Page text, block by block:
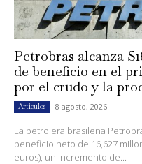
Petrobras alcanza
de beneficio en el
por el crudo y la
Artículos 8 agosto, 2026
La petrolera brasileña
beneficio neto de 16,627
euros), un incremento de...